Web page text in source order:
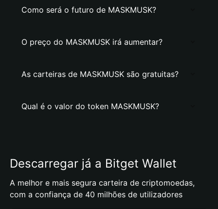
Como será o futuro de MASKMUSK?
O preço do MASKMUSK irá aumentar?
As carteiras de MASKMUSK são gratuitas?
Qual é o valor do token MASKMUSK?
Descarregar já a Bitget Wallet
A melhor e mais segura carteira de criptomoedas,
com a confiança de 40 milhões de utilizadores